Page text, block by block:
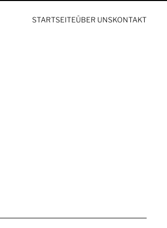
STARTSEITEÜBER UNSKONTAKT